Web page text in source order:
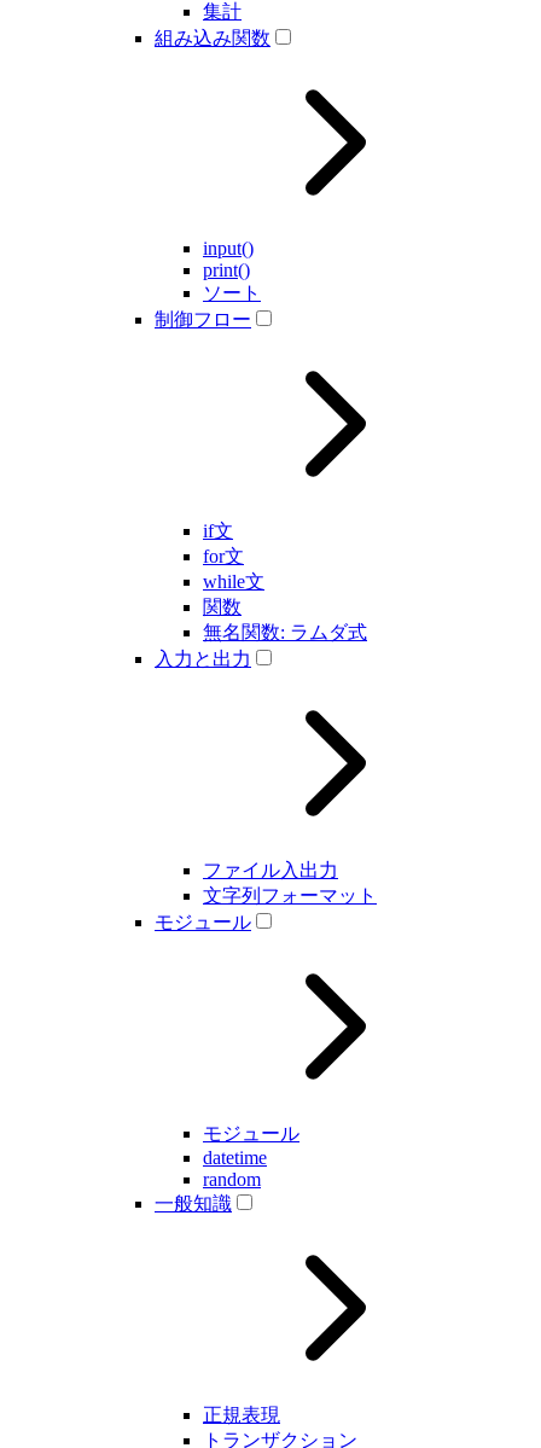
集計
組み込み関数
input()
print()
ソート
制御フロー
if文
for文
while文
関数
無名関数: ラムダ式
入力と出力
ファイル入出力
文字列フォーマット
モジュール
モジュール
datetime
random
一般知識
正規表現
トランザクション